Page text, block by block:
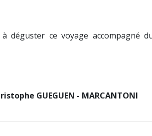
déguster ce voyage accompagné
GUEGUEN - MARCANTONI